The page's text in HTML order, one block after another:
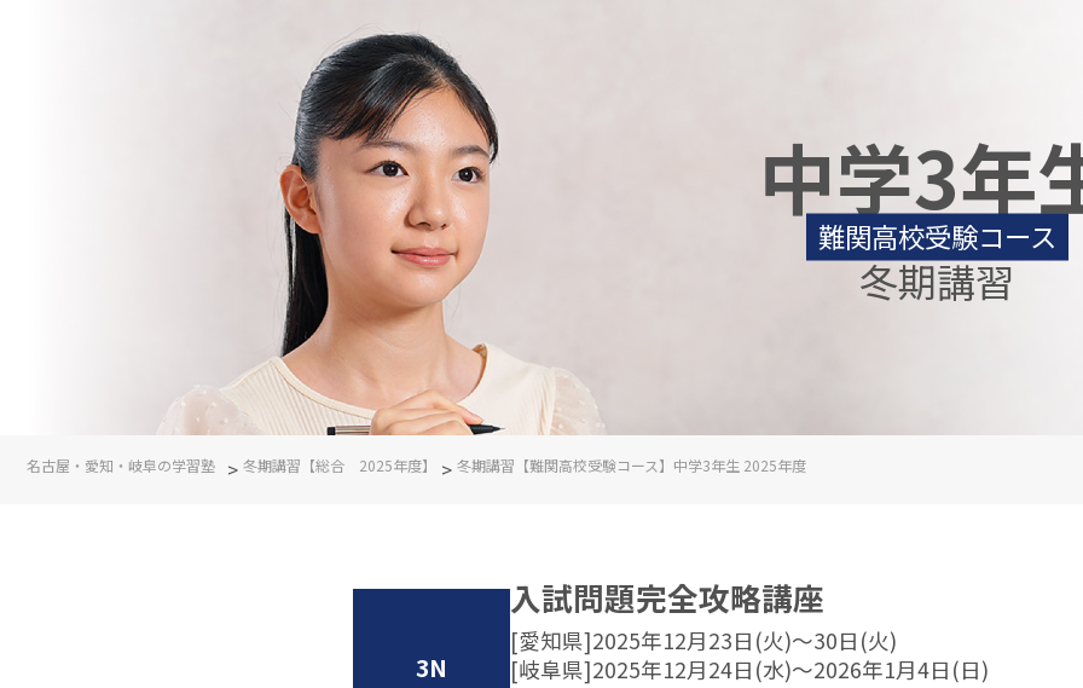
中学3年
難関高校受験コース
冬期講習
名古屋・愛知・岐阜の学習塾 > 冬期講習【総合 2025年度】 > 冬期講習【難関高校受験コース】中学3年生 2025年度
3N
入試問題完全攻略講座
[愛知県]2025年12月23日(火)～30日(火)
[岐阜県]2025年12月24日(水)～2026年1月4日(日)